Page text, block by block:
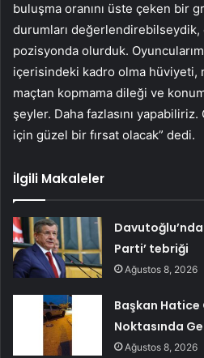
buluşma oranını üste çeken bir
durumları değerlendirebilseydik,
pozisyonda olurduk.
içerisindeki kadro olma hüviyeti,
maçtan kopmama dileği ve
şeyler. Daha fazlasını
için güzel bir fırsat olacak” dedi.
İlgili Makaleler
Parti’ tebriği
Ağustos 8, 2026
Başkan Hatice
Noktasında
Ağustos 8, 2026